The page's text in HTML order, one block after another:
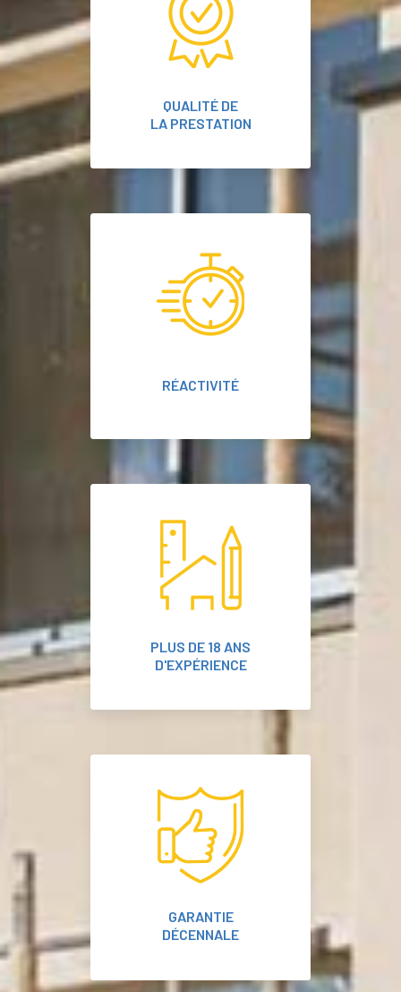
QUALITÉ DE
LA PRESTATION
RÉACTIVITÉ
PLUS DE 18 ANS
D'EXPÉRIENCE
GARANTIE
DÉCENNALE